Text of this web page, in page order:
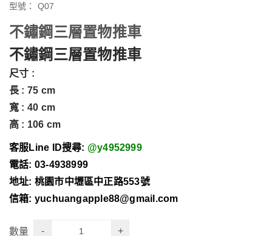
型號： Q07
不鏽鋼三層置物推車
不鏽鋼三層置物推車
尺寸 :
長 : 75 cm
寬 : 40 cm
高 : 106 cm
客服Line ID搜尋: @y4952999
電話: 03-4938999
地址: 桃園市中壢區中正路553號
信箱: yuchuangapple88@gmail.com
數量 - +